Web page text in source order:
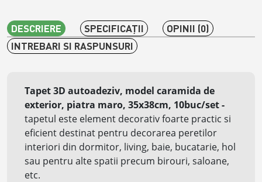
DESCRIERE SPECIFICAŢII
OPINII (0)
INTREBARI SI RASPUNSURI
Tapet 3D autoadeziv, model caramida de
exterior, piatra maro, 35x38cm, 10buc/set-
tapetul este element decorativ foarte practic si
eficient destinat pentru decorarea peretilor
interiori din dormitor, living, baie, bucatarie, hol
sau pentru alte spatii precum birouri, saloane,
etc.